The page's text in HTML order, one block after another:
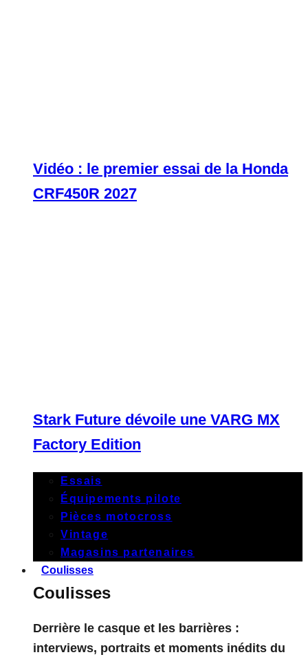
Vidéo : le premier essai de la Honda
CRF450R 2027
Stark Future dévoile une VARG MX
Factory Edition
Essais
Équipements pilote
Pièces motocross
Vintage
Magasins partenaires
Coulisses
Coulisses
Derrière le casque et les barrières :
interviews, portraits et moments inédits du